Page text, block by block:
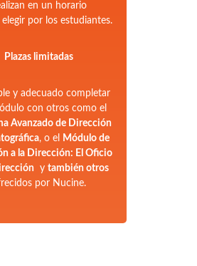
en un horario
por los estudiantes.
Plazas limitadas
y adecuado completar
con otros como el
Avanzado de Dirección
, o el
Módulo de
a la Dirección: El Oficio
y también otros
por Nucine.